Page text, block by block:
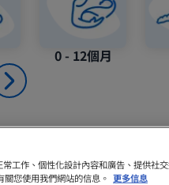
0 - 12個月
容
工作、個性化設計內容和廣告、提供社
您使用我們網站的信息。 更多信息